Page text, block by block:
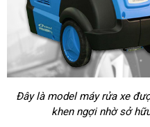
Đây là model máy rửa xe
khen ngợi nhờ sở